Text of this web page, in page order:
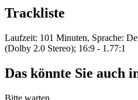
Trackliste
Laufzeit: 101 Minuten, Sprache:
(Dolby 2.0 Stereo); 16:9 - 1.77:1
Das könnte Sie auch
Bitte warten...